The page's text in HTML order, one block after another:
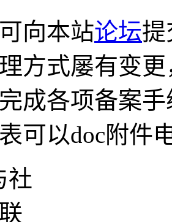
向本站论坛提
方式屡有变
成各项备案
可以doc附件